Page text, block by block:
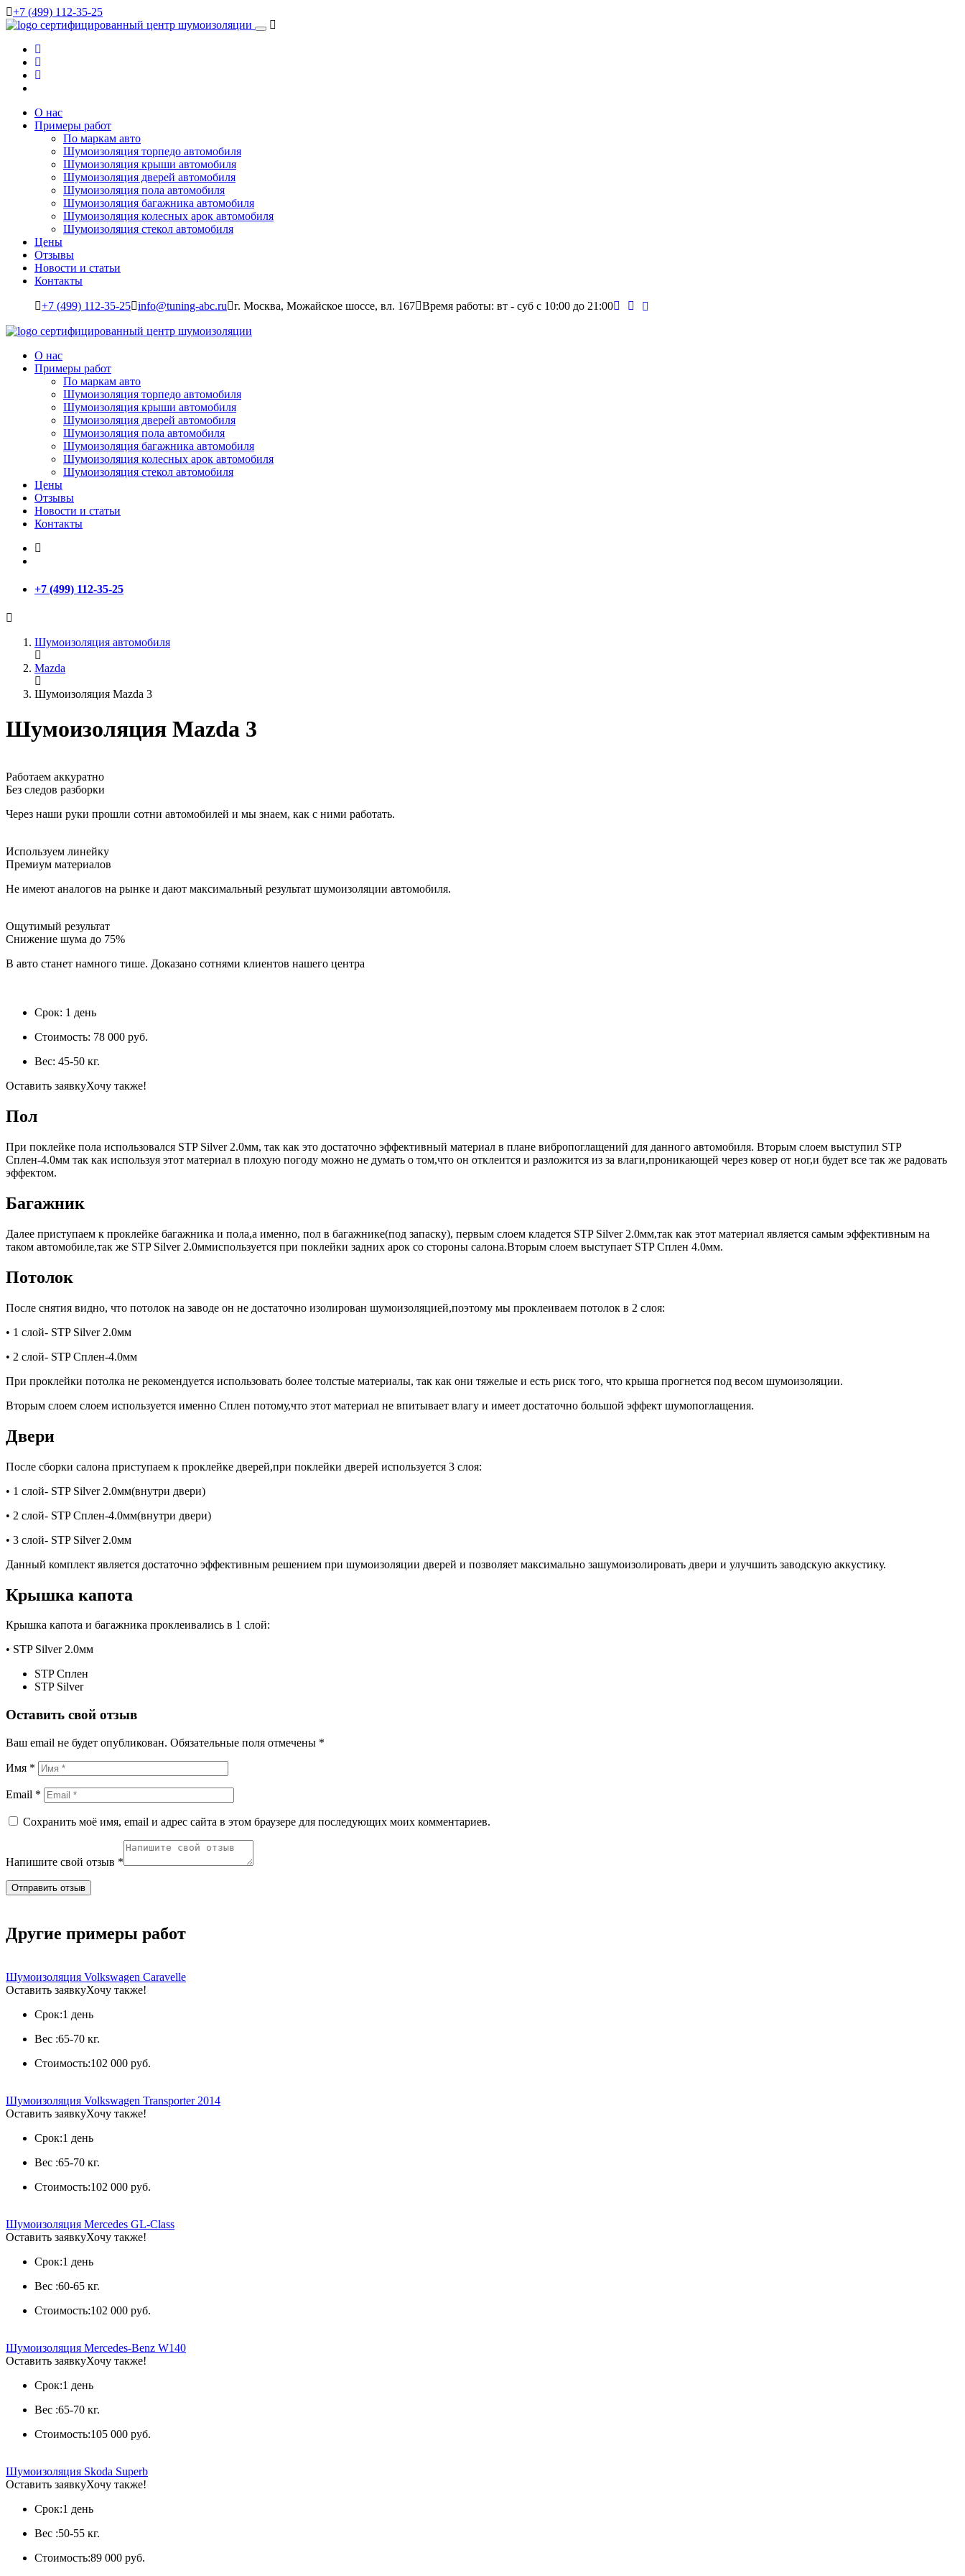
+7 (499) 112-35-25
сертифицированный центр шумоизоляции
О нас
Примеры работ
По маркам авто
Шумоизоляция торпедо автомобиля
Шумоизоляция крыши автомобиля
Шумоизоляция дверей автомобиля
Шумоизоляция пола автомобиля
Шумоизоляция багажника автомобиля
Шумоизоляция колесных арок автомобиля
Шумоизоляция стекол автомобиля
Цены
Отзывы
Новости и статьи
Контакты
+7 (499) 112-35-25 info@tuning-abc.ru г. Москва, Можайское шоссе, вл. 167 Время работы: вт - суб c 10:00 до 21:00
сертифицированный центр шумоизоляции
О нас
Примеры работ
По маркам авто
Шумоизоляция торпедо автомобиля
Шумоизоляция крыши автомобиля
Шумоизоляция дверей автомобиля
Шумоизоляция пола автомобиля
Шумоизоляция багажника автомобиля
Шумоизоляция колесных арок автомобиля
Шумоизоляция стекол автомобиля
Цены
Отзывы
Новости и статьи
Контакты
+7 (499) 112-35-25
Шумоизоляция автомобиля
Mazda
Шумоизоляция Mazda 3
Шумоизоляция Mazda 3
Работаем аккуратно
Без следов разборки
Через наши руки прошли сотни автомобилей и мы знаем, как с ними работать.
Используем линейку
Премиум материалов
Не имеют аналогов на рынке и дают максимальный результат шумоизоляции автомобиля.
Ощутимый результат
Снижение шума до 75%
В авто станет намного тише. Доказано сотнями клиентов нашего центра
Срок: 1 день
Стоимость: 78 000 руб.
Вес: 45-50 кг.
Оставить заявкуХочу также!
Пол
При поклейке пола использовался STP Silver 2.0мм, так как это достаточно эффективный материал в плане вибропоглащений для данного автомобиля. Вторым слоем выступил STP
Сплен-4.0мм так как используя этот материал в плохую погоду можно не думать о том,что он отклеится и разложится из за влаги,проникающей через ковер от ног,и будет все так же радовать
эффектом.
Багажник
Далее приступаем к проклейке багажника и пола,а именно, пол в багажнике(под запаску), первым слоем кладется STP Silver 2.0мм,так как этот материал является самым эффективным на
таком автомобиле,так же STP Silver 2.0ммиспользуется при поклейки задних арок со стороны салона.Вторым слоем выступает STP Сплен 4.0мм.
Потолок
После снятия видно, что потолок на заводе он не достаточно изолирован шумоизоляцией,поэтому мы проклеиваем потолок в 2 слоя:
• 1 слой- STP Silver 2.0мм
• 2 слой- STP Сплен-4.0мм
При проклейки потолка не рекомендуется использовать более толстые материалы, так как они тяжелые и есть риск того, что крыша прогнется под весом шумоизоляции.
Вторым слоем слоем используется именно Сплен потому,что этот материал не впитывает влагу и имеет достаточно большой эффект шумопоглащения.
Двери
После сборки салона приступаем к проклейке дверей,при поклейки дверей используется 3 слоя:
• 1 слой- STP Silver 2.0мм(внутри двери)
• 2 слой- STP Сплен-4.0мм(внутри двери)
• 3 слой- STP Silver 2.0мм
Данный комплект является достаточно эффективным решением при шумоизоляции дверей и позволяет максимально зашумоизолировать двери и улучшить заводскую аккустику.
Крышка капота
Крышка капота и багажника проклеивались в 1 слой:
• STP Silver 2.0мм
STP Сплен
STP Silver
Оставить свой отзыв
Ваш email не будет опубликован. Обязательные поля отмечены *
Имя *
Email *
Сохранить моё имя, email и адрес сайта в этом браузере для последующих моих комментариев.
Напишите свой отзыв *
Другие примеры работ
Шумоизоляция Volkswagen Caravelle
Оставить заявкуХочу также!
Срок:1 день
Вес :65-70 кг.
Стоимость:102 000 руб.
Шумоизоляция Volkswagen Transporter 2014
Оставить заявкуХочу также!
Срок:1 день
Вес :65-70 кг.
Стоимость:102 000 руб.
Шумоизоляция Mercedes GL-Class
Оставить заявкуХочу также!
Срок:1 день
Вес :60-65 кг.
Стоимость:102 000 руб.
Шумоизоляция Mercedes-Benz W140
Оставить заявкуХочу также!
Срок:1 день
Вес :65-70 кг.
Стоимость:105 000 руб.
Шумоизоляция Skoda Superb
Оставить заявкуХочу также!
Срок:1 день
Вес :50-55 кг.
Стоимость:89 000 руб.